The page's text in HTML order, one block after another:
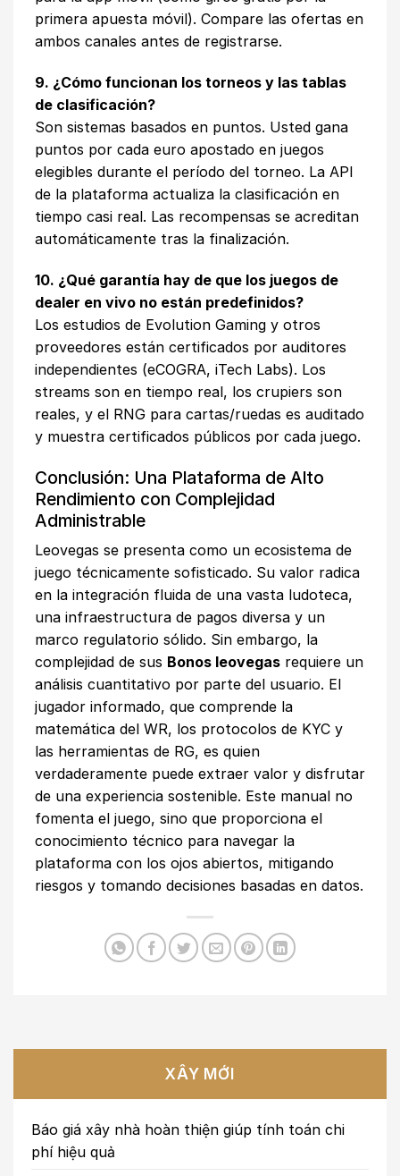
primera apuesta móvil). Compare las ofertas en
ambos canales antes de registrarse.
9. ¿Cómo funcionan los torneos y las tablas
de clasificación?
Son sistemas basados en puntos. Usted gana
puntos por cada euro apostado en juegos
elegibles durante el período del torneo. La API
de la plataforma actualiza la clasificación en
tiempo casi real. Las recompensas se acreditan
automáticamente tras la finalización.
10. ¿Qué garantía hay de que los juegos de
dealer en vivo no están predefinidos?
Los estudios de Evolution Gaming y otros
proveedores están certificados por auditores
independientes (eCOGRA, iTech Labs). Los
streams son en tiempo real, los crupiers son
reales, y el RNG para cartas/ruedas es auditado
y muestra certificados públicos por cada juego.
Conclusión: Una Plataforma de Alto
Rendimiento con Complejidad
Administrable
Leovegas se presenta como un ecosistema de
juego técnicamente sofisticado. Su valor radica
en la integración fluida de una vasta ludoteca,
una infraestructura de pagos diversa y un
marco regulatorio sólido. Sin embargo, la
complejidad de sus Bonos leovegas requiere un
análisis cuantitativo por parte del usuario. El
jugador informado, que comprende la
matemática del WR, los protocolos de KYC y
las herramientas de RG, es quien
verdaderamente puede extraer valor y disfrutar
de una experiencia sostenible. Este manual no
fomenta el juego, sino que proporciona el
conocimiento técnico para navegar la
plataforma con los ojos abiertos, mitigando
riesgos y tomando decisiones basadas en datos.
XÂY MỚI
Báo giá xây nhà hoàn thiện giúp tính toán chi
phí hiệu quả